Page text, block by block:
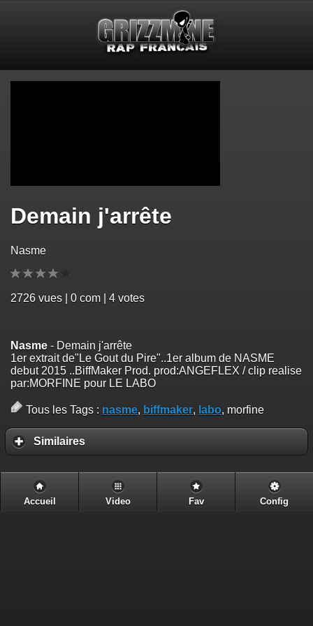
Demain j'arrête
Nasme
2726 vues | 0 com | 4 votes
Nasme - Demain j'arrête
1er extrait de"Le Gout du Pire"..1er album de NASME
debut 2015 ..BiffMaker Prod. prod:ANGEFLEX / clip realise
par:MORFINE pour LE LABO
Tous les Tags : nasme, biffmaker, labo, morfine
Similaires
Accueil Video Fav Config